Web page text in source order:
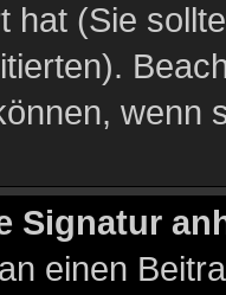
hat (Sie
wenn
Signatur
einen